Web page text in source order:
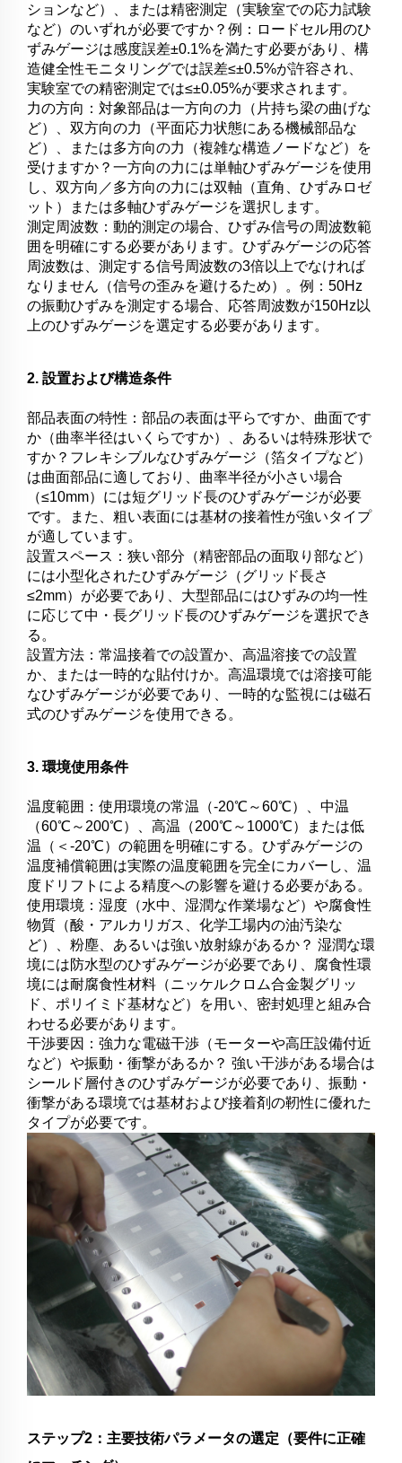
ションなど）、または精密測定（実験室での応力試験
など）のいずれが必要ですか？例：ロードセル用のひ
ずみゲージは感度誤差±0.1%を満たす必要があり、構
造健全性モニタリングでは誤差≤±0.5%が許容され、
実験室での精密測定では≤±0.05%が要求されます。
力の方向：対象部品は一方向の力（片持ち梁の曲げな
ど）、双方向の力（平面応力状態にある機械部品な
ど）、または多方向の力（複雑な構造ノードなど）を
受けますか？一方向の力には単軸ひずみゲージを使用
し、双方向／多方向の力には双軸（直角、ひずみロゼ
ット）または多軸ひずみゲージを選択します。
測定周波数：動的測定の場合、ひずみ信号の周波数範
囲を明確にする必要があります。ひずみゲージの応答
周波数は、測定する信号周波数の3倍以上でなければ
なりません（信号の歪みを避けるため）。例：50Hz
の振動ひずみを測定する場合、応答周波数が150Hz以
上のひずみゲージを選定する必要があります。
2. 設置および構造条件
部品表面の特性：部品の表面は平らですか、曲面です
か（曲率半径はいくらですか）、あるいは特殊形状で
すか？フレキシブルなひずみゲージ（箔タイプなど）
は曲面部品に適しており、曲率半径が小さい場合
（≤10mm）には短グリッド長のひずみゲージが必要
です。また、粗い表面には基材の接着性が強いタイプ
が適しています。
設置スペース：狭い部分（精密部品の面取り部など）
には小型化されたひずみゲージ（グリッド長さ
≤2mm）が必要であり、大型部品にはひずみの均一性
に応じて中・長グリッド長のひずみゲージを選択でき
る。
設置方法：常温接着での設置か、高温溶接での設置
か、または一時的な貼付けか。高温環境では溶接可能
なひずみゲージが必要であり、一時的な監視には磁石
式のひずみゲージを使用できる。
3. 環境使用条件
温度範囲：使用環境の常温（-20℃～60℃）、中温
（60℃～200℃）、高温（200℃～1000℃）または低
温（＜-20℃）の範囲を明確にする。ひずみゲージの
温度補償範囲は実際の温度範囲を完全にカバーし、温
度ドリフトによる精度への影響を避ける必要がある。
使用環境：湿度（水中、湿潤な作業場など）や腐食性
物質（酸・アルカリガス、化学工場内の油汚染な
ど）、粉塵、あるいは強い放射線があるか？ 湿潤な環
境には防水型のひずみゲージが必要であり、腐食性環
境には耐腐食性材料（ニッケルクロム合金製グリッ
ド、ポリイミド基材など）を用い、密封処理と組み合
わせる必要があります。
干渉要因：強力な電磁干渉（モーターや高圧設備付近
など）や振動・衝撃があるか？ 強い干渉がある場合は
シールド層付きのひずみゲージが必要であり、振動・
衝撃がある環境では基材および接着剤の靭性に優れた
タイプが必要です。
ステップ2：主要技術パラメータの選定（要件に正確